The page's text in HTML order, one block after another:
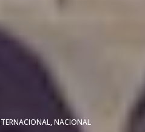
,NACIONAL